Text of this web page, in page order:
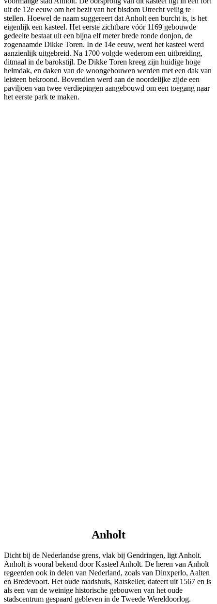
uit de 12e eeuw om het bezit van het bisdom Utrecht veilig te
stellen. Hoewel de naam suggereert dat Anholt een burcht is, is het
eigenlijk een kasteel. Het eerste zichtbare vóór 1169 gebouwde
gedeelte bestaat uit een bijna elf meter brede ronde donjon, de
zogenaamde Dikke Toren. In de 14e eeuw, werd het kasteel werd
aanzienlijk uitgebreid. Na 1700 volgde wederom een uitbreiding,
ditmaal in de barokstijl. De Dikke Toren kreeg zijn huidige hoge
helmdak, en daken van de woongebouwen werden met een dak van
leisteen bekroond. Bovendien werd aan de noordelijke zijde een
paviljoen van twee verdiepingen aangebouwd om een toegang naar
het eerste park te maken.
Anholt
Dicht bij de Nederlandse grens, vlak bij Gendringen, ligt Anholt.
Anholt is vooral bekend door Kasteel Anholt. De heren van Anholt
regeerden ook in delen van Nederland, zoals van Dinxperlo, Aalten
en Bredevoort. Het oude raadshuis, Ratskeller, dateert uit 1567 en is
als een van de weinige historische gebouwen van het oude
stadscentrum gespaard gebleven in de Tweede Wereldoorlog.